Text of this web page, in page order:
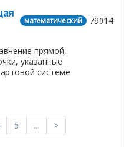
79014
математический
прямой,
указанные
системе
5 ... >